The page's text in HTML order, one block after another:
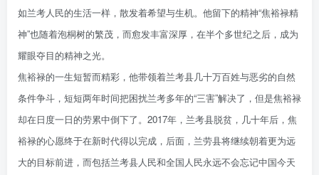
如兰考人民的生活一样，散发着希望与生机。他留下的精神“焦裕禄精
神”也随着泡桐树的繁茂，而愈发丰富深厚，在半个多世纪之后，成为
耀眼夺目的精神之光。
焦裕禄的一生短暂而精彩，他带领着兰考县几十万百姓与恶劣的自然
条件争斗，短短两年时间把困扰兰考多年的“三害”解决了，但是焦裕禄
却在日度一日的劳累中倒下了。2017年，兰考县脱贫，几十年后，焦
裕禄的心愿终于在新时代得以完成，后面，兰劳县将继续朝着更为远
大的目标前进，而包括兰考县人民和全国人民永远不会忘记中国今天